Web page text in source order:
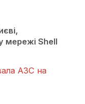
мережі Shell
АЗС на